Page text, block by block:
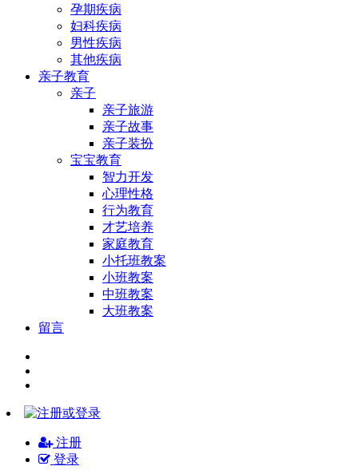
孕期疾病
妇科疾病
男性疾病
其他疾病
亲子教育
亲子
亲子旅游
亲子故事
亲子装扮
宝宝教育
智力开发
心理性格
行为教育
才艺培养
家庭教育
小托班教案
小班教案
中班教案
大班教案
留言
注册
登录